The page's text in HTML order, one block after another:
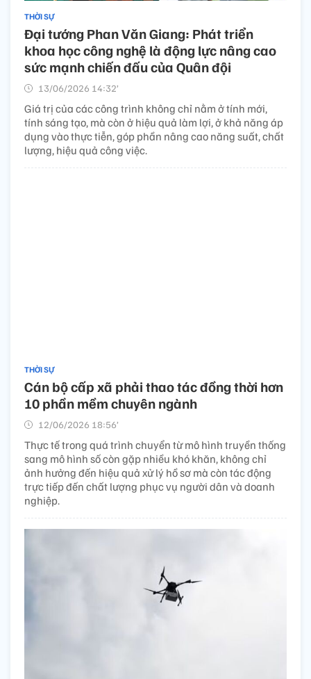
THỜI SỰ
Đại tướng Phan Văn Giang: Phát triển
khoa học công nghệ là động lực nâng cao
sức mạnh chiến đấu của Quân đội
13/06/2026 14:32’
Giá trị của các công trình không chỉ nằm ở tính mới,
tính sáng tạo, mà còn ở hiệu quả làm lợi, ở khả năng áp
dụng vào thực tiễn, góp phần nâng cao năng suất, chất
lượng, hiệu quả công việc.
THỜI SỰ
Cán bộ cấp xã phải thao tác đồng thời hơn
10 phần mềm chuyên ngành
12/06/2026 18:56’
Thực tế trong quá trình chuyển từ mô hình truyền thống
sang mô hình số còn gặp nhiều khó khăn, không chỉ
ảnh hưởng đến hiệu quả xử lý hồ sơ mà còn tác động
trực tiếp đến chất lượng phục vụ người dân và doanh
nghiệp.